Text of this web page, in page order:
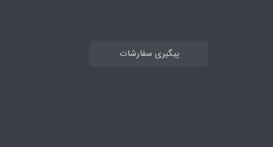
پیگیری سفارشات